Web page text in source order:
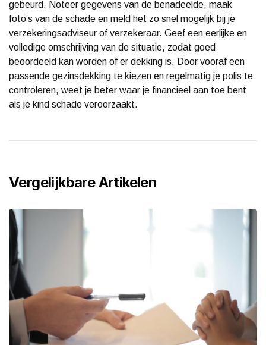
gebeurd. Noteer gegevens van de benadeelde, maak
foto’s van de schade en meld het zo snel mogelijk bij je
verzekeringsadviseur of verzekeraar. Geef een eerlijke en
volledige omschrijving van de situatie, zodat goed
beoordeeld kan worden of er dekking is. Door vooraf een
passende gezinsdekking te kiezen en regelmatig je polis te
controleren, weet je beter waar je financieel aan toe bent
als je kind schade veroorzaakt.
Vergelijkbare Artikelen